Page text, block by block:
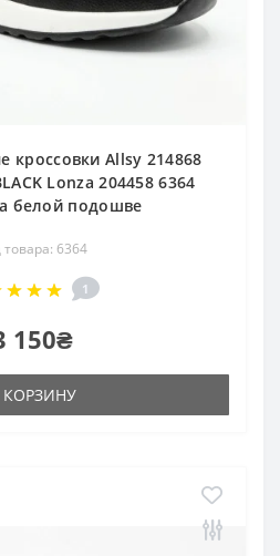
кроссовки Allsy 214868
Lonza 204458 6364
белой подошве
товара: 6364
1
150₴
КОРЗИНУ